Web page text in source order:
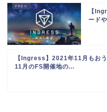
【
ード
【Ingress】2021年11月もお
11月のFS開催地の...